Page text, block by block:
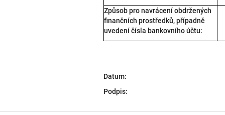
Způsob pro navrácení obdržených
finančních prostředků, případně
uvedení čísla bankovního účtu:
Datum:
Podpis: